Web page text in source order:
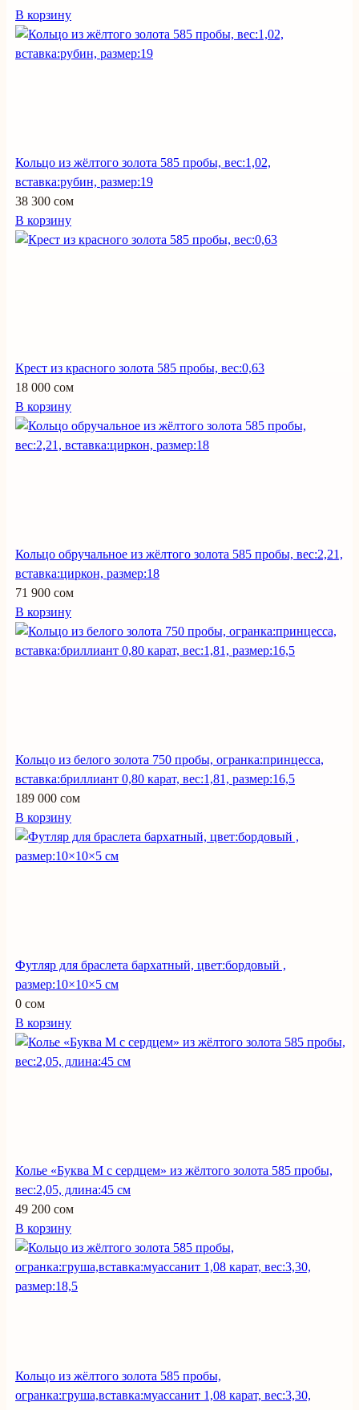
В корзину
Кольцо из жёлтого золота 585 пробы, вес:1,02,
вставка:рубин, размер:19
38 300 сом
В корзину
Крест из красного золота 585 пробы, вес:0,63
18 000 сом
В корзину
Кольцо обручальное из жёлтого золота 585 пробы, вес:2,21,
вставка:циркон, размер:18
71 900 сом
В корзину
Кольцо из белого золота 750 пробы, огранка:принцесса,
вставка:бриллиант 0,80 карат, вес:1,81, размер:16,5
189 000 сом
В корзину
Футляр для браслета бархатный, цвет:бордовый ,
размер:10×10×5 см
0 сом
В корзину
Колье «Буква М с сердцем» из жёлтого золота 585 пробы,
вес:2,05, длина:45 см
49 200 сом
В корзину
Кольцо из жёлтого золота 585 пробы,
огранка:груша,вставка:муассанит 1,08 карат, вес:3,30,